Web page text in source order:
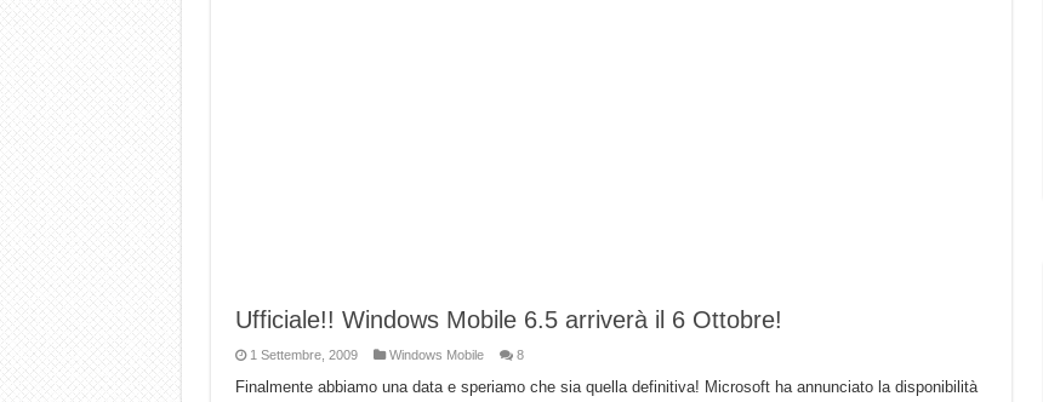
Ufficiale!! Windows Mobile 6.5 arriverà il 6 Ottobre!
1 Settembre, 2009 Windows Mobile 8
Finalmente abbiamo una data e speriamo che sia quella definitiva! Microsoft ha annunciato la disponibilità